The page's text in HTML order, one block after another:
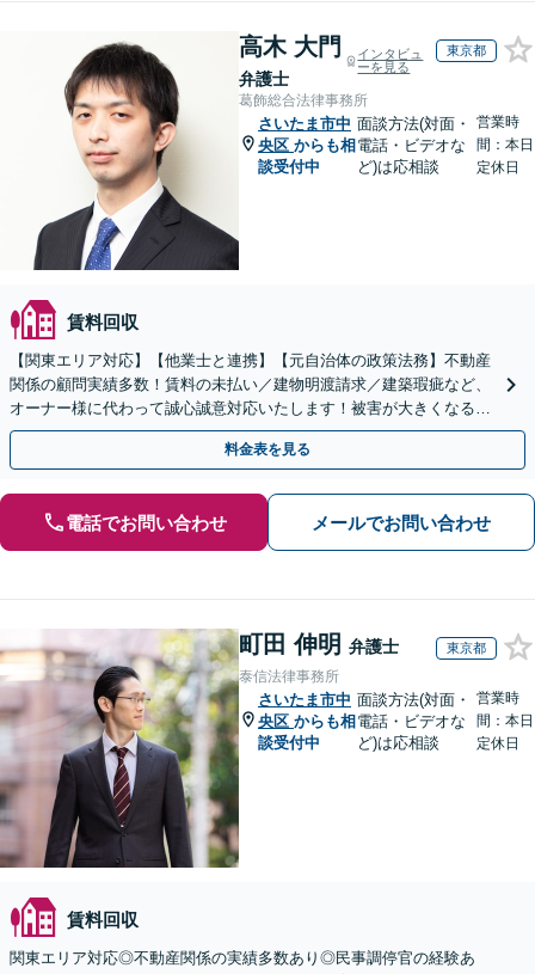
高木 大門
弁護士
インタビュ
ーを見る
東京都
葛飾総合法律事務所
さいたま市中
央区 からも相
談受付中
面談方法(対面・
電話・ビデオな
ど)は応相談
営業時
間：本日
定休日
賃料回収
【関東エリア対応】【他業士と連携】【元自治体の政策法務】不動産
関係の顧問実績多数！賃料の未払い／建物明渡請求／建築瑕疵など、
オーナー様に代わって誠心誠意対応いたします！被害が大きくなる前
にご相談ください【初回来所相談30分無料】
料金表を見る
電話でお問い合わせ メールでお問い合わせ
町田 伸明 弁護士 東京都
泰信法律事務所
さいたま市中
央区 からも相
談受付中
面談方法(対面・
電話・ビデオな
ど)は応相談
営業時
間：本日
定休日
賃料回収
関東エリア対応◎不動産関係の実績多数あり◎民事調停官の経験あ